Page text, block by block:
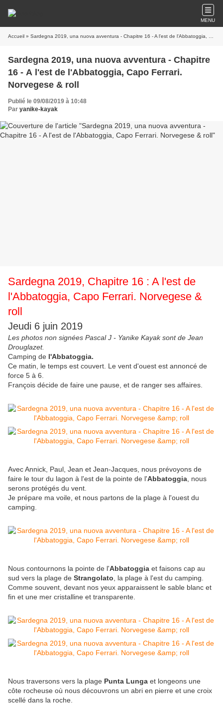
MENU
Accueil » Sardegna 2019, una nuova avventura - Chapitre 16 - A l'est de l'Abbatoggia, Capo Ferrari. Norvegese & roll
Sardegna 2019, una nuova avventura - Chapitre
16 - A l'est de l'Abbatoggia, Capo Ferrari.
Norvegese & roll
Publié le 09/08/2019 à 10:48
Par yanike-kayak
Sardegna 2019, Chapitre 16 : A l'est de
l'Abbatoggia, Capo Ferrari. Norvegese &
roll
Jeudi 6 juin 2019
Les photos non signées Pascal J - Yanike Kayak sont de Jean
Drouglazet.
Camping de l'Abbatoggia.
Ce matin, le temps est couvert. Le vent d'ouest est annoncé de
force 5 à 6.
François décide de faire une pause, et de ranger ses affaires.
Avec Annick, Paul, Jean et Jean-Jacques, nous prévoyons de
faire le tour du lagon à l'est de la pointe de l'Abbatoggia , nous
serons protégés du vent.
Je prépare ma voile, et nous partons de la plage à l'ouest du
camping.
Nous contournons la pointe de l'Abbatoggia et faisons cap au
sud vers la plage de Strangolato , la plage à l'est du camping.
Comme souvent, devant nos yeux apparaissent le sable blanc et
fin et une mer cristalline et transparente.
Nous traversons vers la plage Punta Lunga et longeons une
côte rocheuse où nous découvrons un abri en pierre et une croix
scellé dans la roche.